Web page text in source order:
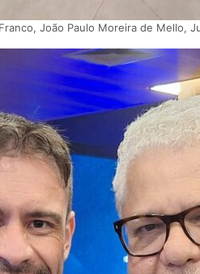
João Paulo Moreira de Mello,